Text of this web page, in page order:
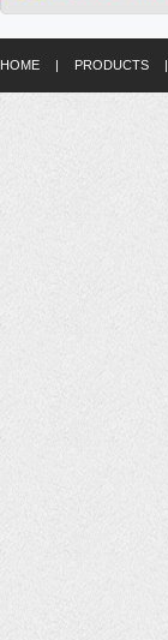
HOME | PRODUCTS |